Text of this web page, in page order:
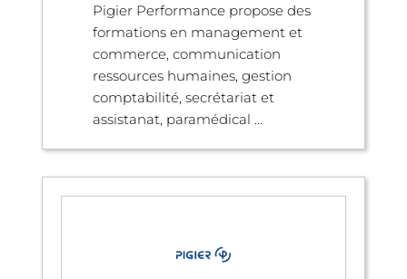
Pigier Performance propose des
formations en management et
commerce, communication
ressources humaines, gestion
comptabilité, secrétariat et
assistanat, paramédical ...